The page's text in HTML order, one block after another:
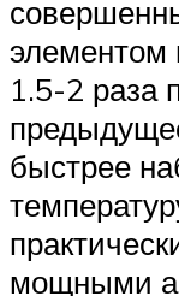
1.5-2
быстрее
мощными